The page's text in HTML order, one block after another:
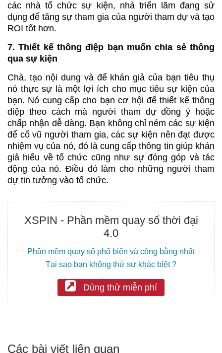
các nhà tổ chức sự kiện, nhà triển lãm đang sử
dụng để tăng sự tham gia của người tham dự và tạo
ROI tốt hơn.
7. Thiết kế thông điệp bạn muốn chia sẻ thông
qua sự kiện
Chà, tạo nội dung và để khán giả của bạn tiêu thụ
nó thực sự là một lợi ích cho mục tiêu sự kiện của
bạn. Nó cung cấp cho bạn cơ hội để thiết kế thông
điệp theo cách mà người tham dự đồng ý hoặc
chấp nhận dễ dàng. Bạn không chỉ ném các sự kiện
để cổ vũ người tham gia, các sự kiện nên đạt được
nhiệm vụ của nó, đó là cung cấp thông tin giúp khán
giả hiểu về tổ chức cũng như sự đóng góp và tác
động của nó. Điều đó làm cho những người tham
dự tin tưởng vào tổ chức.
XSPIN - Phần mềm quay số thời đại
4.0
Phần mềm quay số phổ biến và công bằng nhất
Tại sao bạn không thử sự khác biệt ?
Dùng thử miễn phí
Các bài viết liên quan